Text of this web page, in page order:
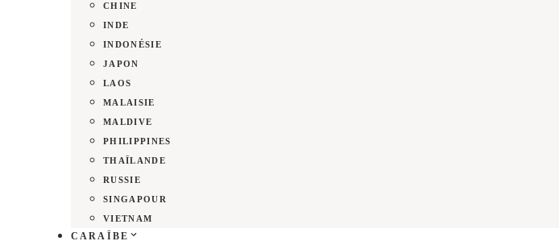
CHINE
INDE
INDONÉSIE
JAPON
LAOS
MALAISIE
MALDIVE
PHILIPPINES
THAÏLANDE
RUSSIE
SINGAPOUR
VIETNAM
CARAÏBE